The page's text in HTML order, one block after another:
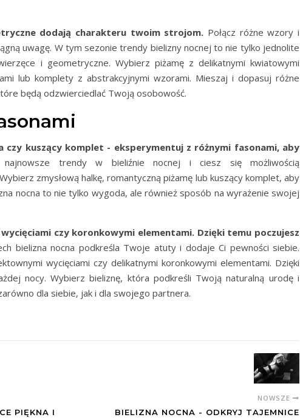
dodają charakteru twoim strojom. Połącz różne wzory i
uwagę. W tym sezonie trendy bielizny nocnej to nie tylko jednolite
i geometryczne. Wybierz piżamę z delikatnymi kwiatowymi
lub komplety z abstrakcyjnymi wzorami. Mieszaj i dopasuj różne
będą odzwierciedlać Twoją osobowość.
czy kuszący komplet - eksperymentuj z różnymi fasonami, aby
trendy w bieliźnie nocnej i ciesz się możliwością
zmysłową halkę, romantyczną piżamę lub kuszący komplet, aby
nocna to nie tylko wygoda, ale również sposób na wyrażenie swojej
czy koronkowymi elementami. Dzięki temu poczujesz
bielizna nocna podkreśla Twoje atuty i dodaje Ci pewności siebie.
wycięciami czy delikatnymi koronkowymi elementami. Dzięki
nocy. Wybierz bieliznę, która podkreśli Twoją naturalną urodę i
dla siebie, jak i dla swojego partnera.
PIĘKNA I
NOWSZE
BIELIZNA NOCNA - ODKRYJ TAJEMNICE